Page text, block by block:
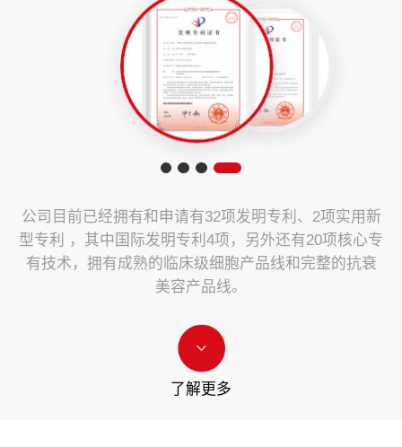
公司目前已经拥有和申请有32项发明专利、2项实用新
型专利 ，其中国际发明专利4项，另外还有20项核心专
有技术，拥有成熟的临床级细胞产品线和完整的抗衰
美容产品线。
了解更多